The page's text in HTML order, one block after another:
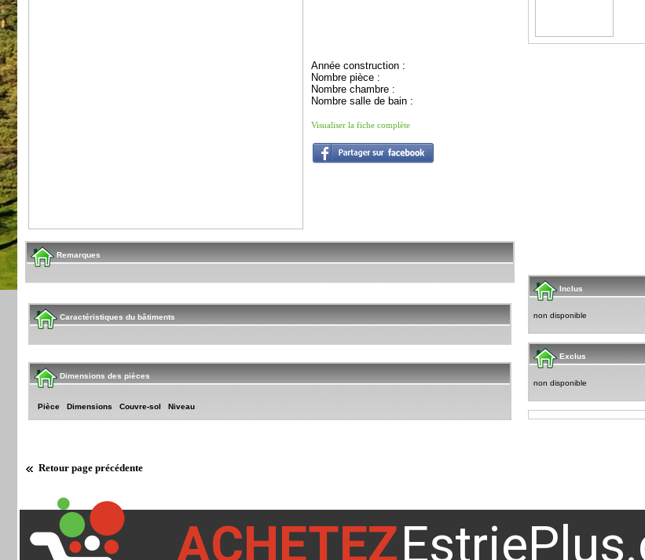
Année construction :
Nombre pièce :
Nombre chambre :
Nombre salle de bain :
Visualiser la fiche complète
Remarques
Caractéristiques du bâtiments
Dimensions des pièces
Pièce Dimensions Couvre-sol Niveau
Inclus
non disponible
Exclus
non disponible
Retour page précédente